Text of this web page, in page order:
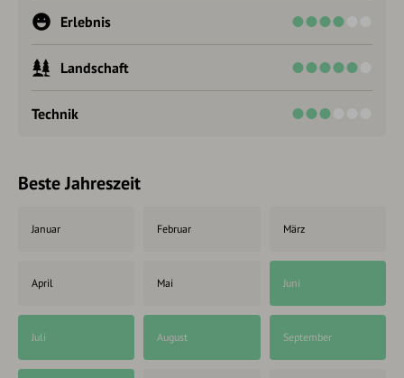
Erlebnis
Landschaft
Technik
Beste Jahreszeit
Januar Februar März
April Mai Juni
Juli August September